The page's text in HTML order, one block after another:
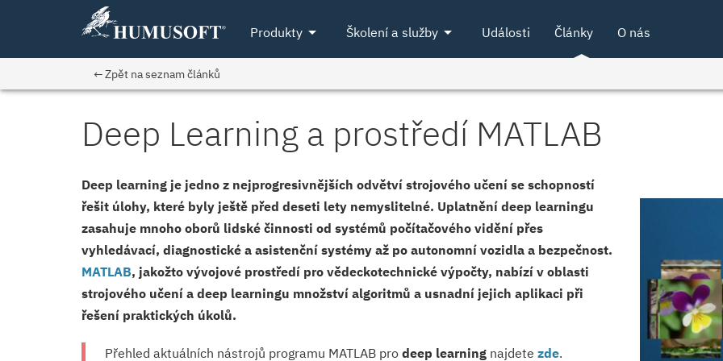
Produktyarrow_drop_down Školení a službyarrow_drop_down Události Články O nás
← Zpět na seznam článků
Deep Learning a prostředí MATLAB
Deep learning je jedno z nejprogresiv­nějších odvětví strojového učení se schopností
řešit úlohy, které byly ještě před deseti lety nemyslitelné. Uplatnění deep learningu
zasahuje mnoho oborů lidské činnosti od systémů počítačového vidění přes
vyhledávací, diagnostické a asistenční systémy až po autonomní vozidla a bezpečnost.
MATLAB, jakožto vývojové prostředí pro vědeckotechnické výpočty, nabízí v oblasti
strojového učení a deep learningu množství algoritmů a usnadní jejich aplikaci při
řešení praktických úkolů.
Přehled aktuálních nástrojů programu MATLAB pro deep learningnajdete zde.